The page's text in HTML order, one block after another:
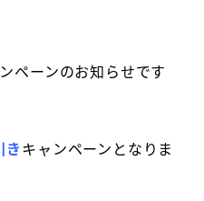
ペーンのお知らせです
きキャンペーンとなりま